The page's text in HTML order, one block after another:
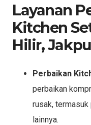
Layanan
Kitchen
Hilir,
Perbaikan
perbaikan
rusak, termasuk
lainnya.